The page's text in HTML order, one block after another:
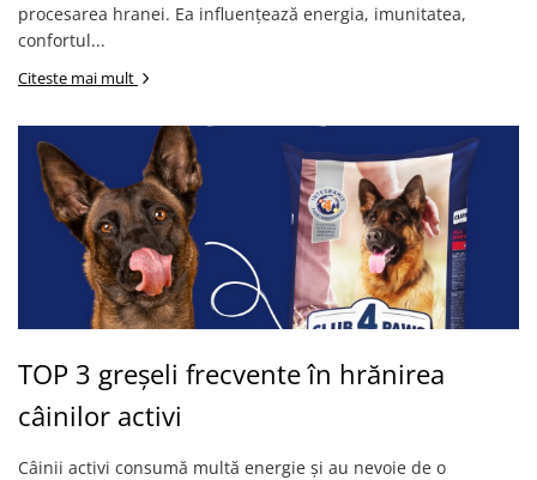
procesarea hranei. Ea influențează energia, imunitatea,
confortul...
Citeste mai mult
TOP 3 greșeli frecvente în hrănirea
câinilor activi
Câinii activi consumă multă energie și au nevoie de o